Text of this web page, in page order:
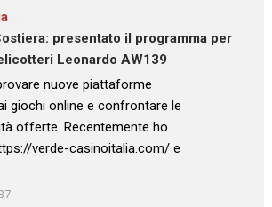
presentato il programma per
Leonardo AW139
nuove piattaforme
giochi online e confrontare le
offerte. Recentemente ho
verde-casinoitalia.com/ e